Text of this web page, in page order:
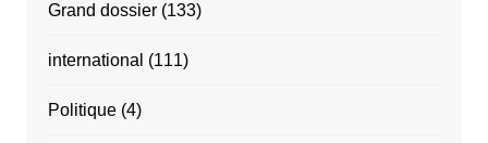
Grand dossier(133)
international (111)
Politique(4)